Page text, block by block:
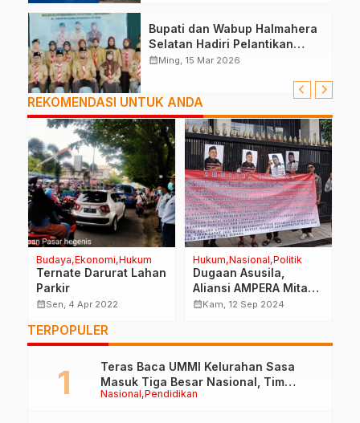
Bupati dan Wabup Halmahera
Selatan Hadiri Pelantikan
Mabiran Pramuka se-Kwarcab
calendar_monthMing, 15 Mar 2026
REKOMENDASI UNTUK ANDA
Budaya Ekonomi Hukum
Ternate Darurat Lahan
Parkir
calendar_monthSen, 4 Apr 2022
Hukum Nasional Politik
Dugaan Asusila,
Aliansi AMPERA Mita
Surya Paloh Segera
calendar_monthKam, 12 Sep 2024
TERPOPULER
Nasional Pendidikan
Teras Baca UMMI Kelurahan Sasa
Masuk Tiga Besar Nasional, Tim
Penilai Lakukan Visitasi di Ternate